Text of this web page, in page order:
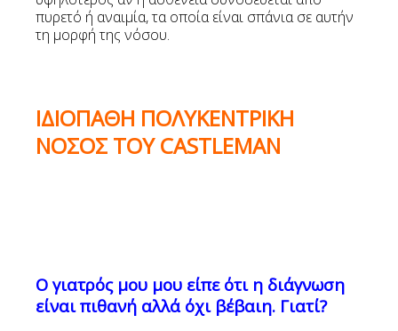
πυρετό ή αναιμία, τα οποία είναι σπάνια σε αυτήν
τη μορφή της νόσου.
ΙΔΙΟΠΑΘΗ ΠΟΛΥΚΕΝΤΡΙΚΗ
ΝΟΣΟΣ ΤΟΥCASTLEMAN
Ο γιατρός μου μου είπε ότι η διάγνωση
είναι πιθανή αλλά όχι βέβαιη. Γιατί?